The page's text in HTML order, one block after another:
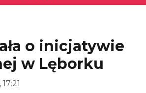
o inicjatywie
w Lęborku